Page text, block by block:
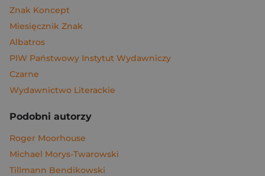
Znak Koncept
Miesięcznik Znak
Albatros
PIW Państwowy Instytut Wydawniczy
Czarne
Wydawnictwo Literackie
Podobni autorzy
Roger Moorhouse
Michael Morys-Twarowski
Tillmann Bendikowski